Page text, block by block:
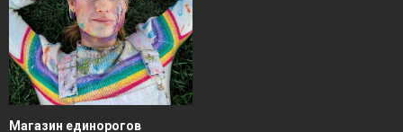
Магазин единорогов